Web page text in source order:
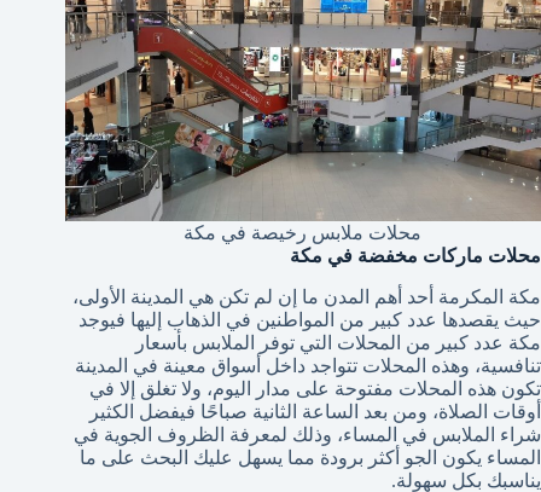
محلات ملابس رخيصة في مكة
محلات ماركات مخفضة في مكة
مكة المكرمة أحد أهم المدن ما إن لم تكن هي المدينة الأولى،
حيث يقصدها عدد كبير من المواطنين في الذهاب إليها فيوجد
مكة عدد كبير من المحلات التي توفر الملابس بأسعار
تنافسية، وهذه المحلات تتواجد داخل أسواق معينة في المدينة
تكون هذه المحلات مفتوحة على مدار اليوم، ولا تغلق إلا في
أوقات الصلاة، ومن بعد الساعة الثانية صباحًا فيفضل الكثير
شراء الملابس في المساء، وذلك لمعرفة الظروف الجوية في
المساء يكون الجو أكثر برودة مما يسهل عليك البحث على ما
يناسبك بكل سهولة.